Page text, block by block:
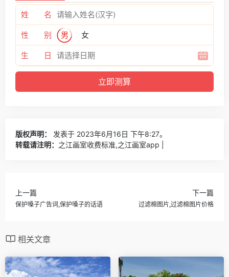
姓 名
性 别 男 女
生 日
版权声明：
发表于 2023年6月16日 下午8:27。
转载请注明： 之江画室收费标准,之江画室app |
上一篇
保护嗓子广告词,保护嗓子的话语
下一篇
过滤棉图片,过滤棉图片价格
相关文章